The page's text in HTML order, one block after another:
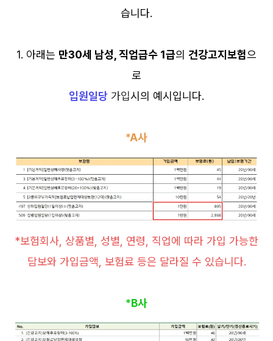
습니다.
1. 아래는 만30세 남성, 직업급수 1급의 건강고지보험으
로
입원일당 가입시의 예시입니다.
*A사
*보험회사, 상품별, 성별, 연령, 직업에 따라 가입 가능한
담보와 가입금액, 보험료 등은 달라질 수 있습니다.
*B사